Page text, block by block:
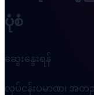
ပုံစံ
ဆွေးနွေးရန်
လုပ်ငန်းပမာဏ၊ အတ